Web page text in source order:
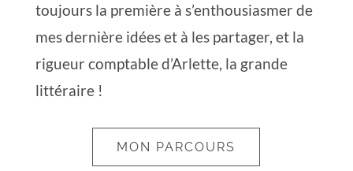
toujours la première à s’enthousiasmer de
mes dernière idées et à les partager, et la
rigueur comptable d’Arlette, la grande
littéraire !
MON PARCOURS